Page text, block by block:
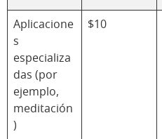
Aplicacione
s
especializa
das (por
ejemplo,
meditación
)
$10